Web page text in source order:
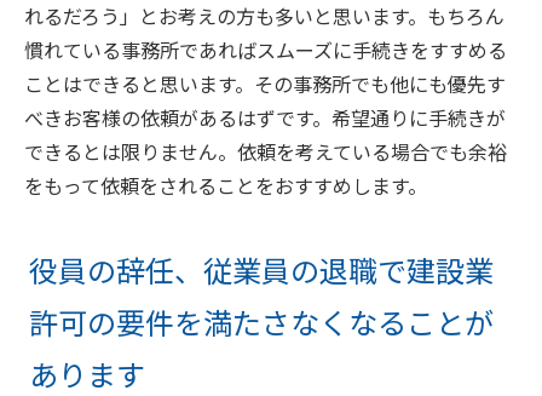
れるだろう」とお考えの方も多いと思います。もちろん
慣れている事務所であればスムーズに手続きをすすめる
ことはできると思います。その事務所でも他にも優先す
べきお客様の依頼があるはずです。希望通りに手続きが
できるとは限りません。依頼を考えている場合でも余裕
をもって依頼をされることをおすすめします。
役員の辞任、従業員の退職で建設業
許可の要件を満たさなくなることが
あります